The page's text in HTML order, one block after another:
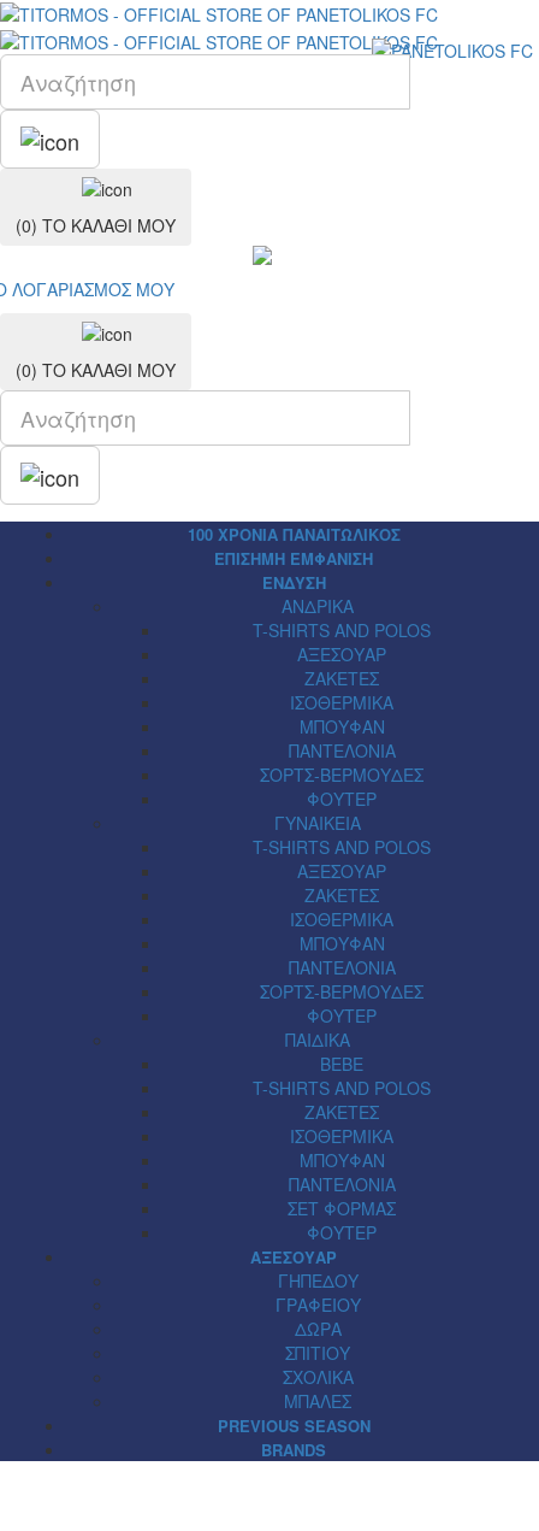
(0) ΤΟ ΚΑΛΑΘΙ ΜΟΥ
ΛΟΓΑΡΙΑΣΜΟΣ ΜΟY
(0) ΤΟ ΚΑΛΑΘΙ ΜΟΥ
100 ΧΡΟΝΙΑ ΠΑΝΑΙΤΩΛΙΚΟΣ
ΕΠΙΣΗΜΗ ΕΜΦΑΝΙΣΗ
ΕΝΔΥΣΗ
ΑΝΔΡΙΚΑ
T-SHIRTS AND POLOS
ΑΞΕΣΟΥΑΡ
ΖΑΚΕΤΕΣ
ΙΣΟΘΕΡΜΙΚΑ
ΜΠΟΥΦΑΝ
ΠΑΝΤΕΛΟΝΙΑ
ΣΟΡΤΣ-ΒΕΡΜΟΥΔΕΣ
ΦΟΥΤΕΡ
ΓΥΝΑΙΚΕΙΑ
T-SHIRTS AND POLOS
ΑΞΕΣΟΥΑΡ
ΖΑΚΕΤΕΣ
ΙΣΟΘΕΡΜΙΚΑ
ΜΠΟΥΦΑΝ
ΠΑΝΤΕΛΟΝΙΑ
ΣΟΡΤΣ-ΒΕΡΜΟΥΔΕΣ
ΦΟΥΤΕΡ
ΠΑΙΔΙΚΑ
BEBE
T-SHIRTS AND POLOS
ΖΑΚΕΤΕΣ
ΙΣΟΘΕΡΜΙΚΑ
ΜΠΟΥΦΑΝ
ΠΑΝΤΕΛΟΝΙΑ
ΣΕΤ ΦΟΡΜΑΣ
ΦΟΥΤΕΡ
ΑΞΕΣΟΥΑΡ
ΓΗΠΕΔΟΥ
ΓΡΑΦΕΙΟΥ
ΔΩΡΑ
ΣΠΙΤΙΟΥ
ΣΧΟΛΙΚΑ
ΜΠΑΛΕΣ
PREVIOUS SEASON
BRANDS